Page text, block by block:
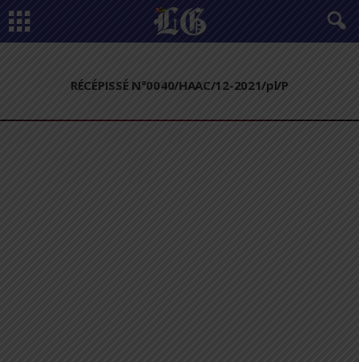
RÉCÉPISSÉ N°0040/HAAC/12-2021/pl/P